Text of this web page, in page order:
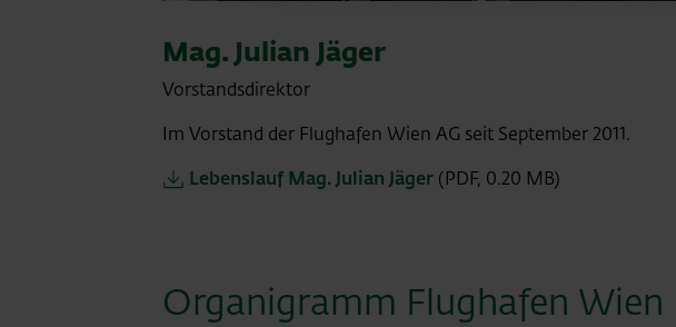
Mag. Julian Jäger
Vorstandsdirektor
Im Vorstand der Flughafen Wien AG seit September 2011.
Lebenslauf Mag. Julian Jäger (PDF, 0.20 MB)
Organigramm Flughafen Wien